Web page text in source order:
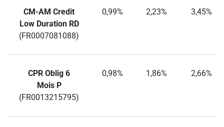
CM-AM Credit
Low Duration RD
(FR0007081088)
0,99% 2,23% 3,45%
CPR Oblig 6
Mois P
(FR0013215795)
0,98% 1,86% 2,66%